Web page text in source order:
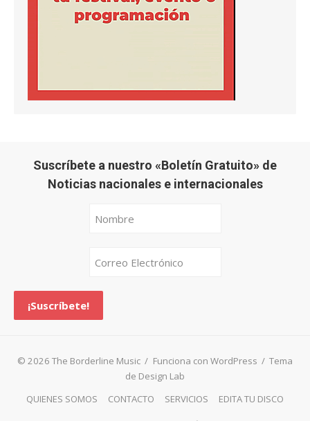
Suscríbete a nuestro «Boletín Gratuito» de
Noticias nacionales e internacionales
© 2026 The Borderline Music / Funciona con WordPress / Tema
de Design Lab
QUIENES SOMOS
CONTACTO SERVICIOS EDITA TU DISCO